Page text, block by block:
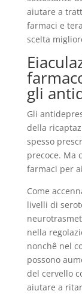
aiutare a
farmaci e
scelta
gli
Gli
della
spesso
precoce. Ma
farmaci per
Come
livelli di
nella
nonchê nel
possono
del cervello
aiutare a